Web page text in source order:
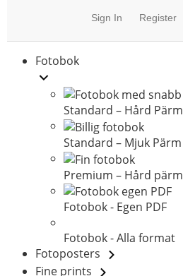
Sign In Register
Fotobok
Standard – Hård Pärm
Standard – Mjuk Pärm
Premium – Hård pärm
Fotobok - Egen PDF
Fotobok - Alla format
Fotoposters
Fine prints